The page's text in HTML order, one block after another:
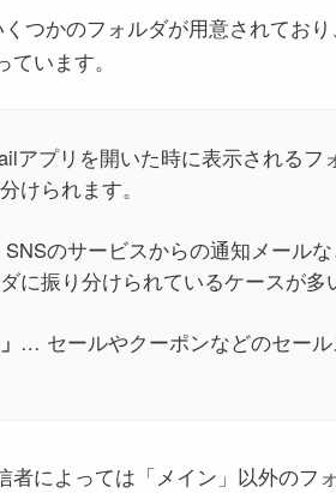
つかのフォルダが用意されてお
います。
アプリを開いた時に表示されるフ
けられます。
のサービスからの通知メール
に振り分けられているケースが多
… セールやクーポンなどのセー
者によっては「メイン」以外のフ